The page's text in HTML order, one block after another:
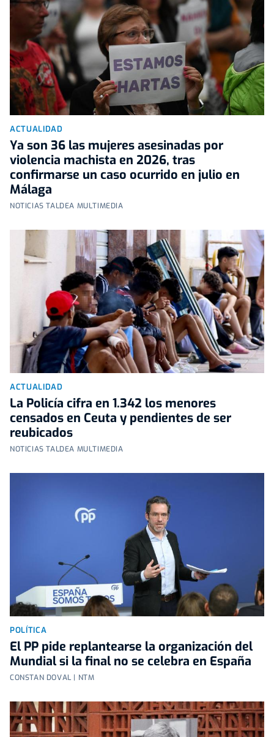
ACTUALIDAD
Ya son 36 las mujeres asesinadas por
violencia machista en 2026, tras
confirmarse un caso ocurrido en julio en
Málaga
NOTICIAS TALDEA MULTIMEDIA
ACTUALIDAD
La Policía cifra en 1.342 los menores
censados en Ceuta y pendientes de ser
reubicados
NOTICIAS TALDEA MULTIMEDIA
POLÍTICA
El PP pide replantearse la organización del
Mundial si la final no se celebra en España
CONSTAN DOVAL | NTM